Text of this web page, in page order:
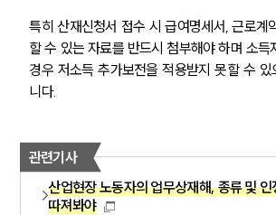
특히 산재신청서 접수 시 급여명세서, 근로계
할 수 있는 자료를 반드시 첨부해야 하며 소득
경우 저소득 추가보전을 적용받지 못할 수
니다.
관련기사
산업현장 노동자의 업무상재해, 종류 및
따져봐야